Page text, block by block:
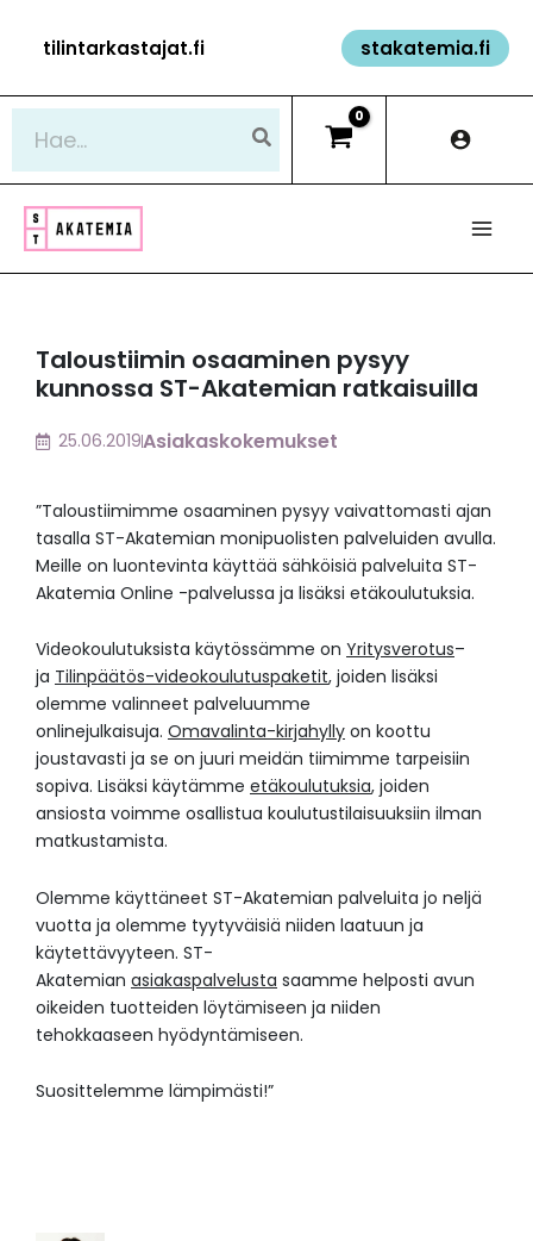
sisältöön
tilintarkastajat.fi stakatemia.fi
Taloustiimin osaaminen pysyy
kunnossa ST-Akatemian ratkaisuilla
25.06.2019Asiakaskokemukset
”Taloustiimimme osaaminen pysyy vaivattomasti ajan
tasalla ST-Akatemian monipuolisten palveluiden avulla.
Meille on luontevinta käyttää sähköisiä palveluita ST-
Akatemia Online -palvelussa ja lisäksi etäkoulutuksia.
Videokoulutuksista käytössämme on Yritysverotus–
ja Tilinpäätös-videokoulutuspaketit, joiden lisäksi
olemme valinneet palveluumme
onlinejulkaisuja. Omavalinta-kirjahylly on koottu
joustavasti ja se on juuri meidän tiimimme tarpeisiin
sopiva. Lisäksi käytämme etäkoulutuksia, joiden
ansiosta voimme osallistua koulutustilaisuuksiin ilman
matkustamista.
Olemme käyttäneet ST-Akatemian palveluita jo neljä
vuotta ja olemme tyytyväisiä niiden laatuun ja
käytettävyyteen. ST-
Akatemian asiakaspalvelusta saamme helposti avun
oikeiden tuotteiden löytämiseen ja niiden
tehokkaaseen hyödyntämiseen.
Suosittelemme lämpimästi!”